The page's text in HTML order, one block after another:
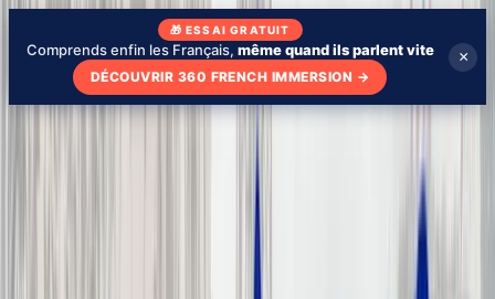
🎁 ESSAI GRATUIT
Comprends enfin les Français, même quand ils parlent vite
DÉCOUVRIR 360 FRENCH IMMERSION →
×